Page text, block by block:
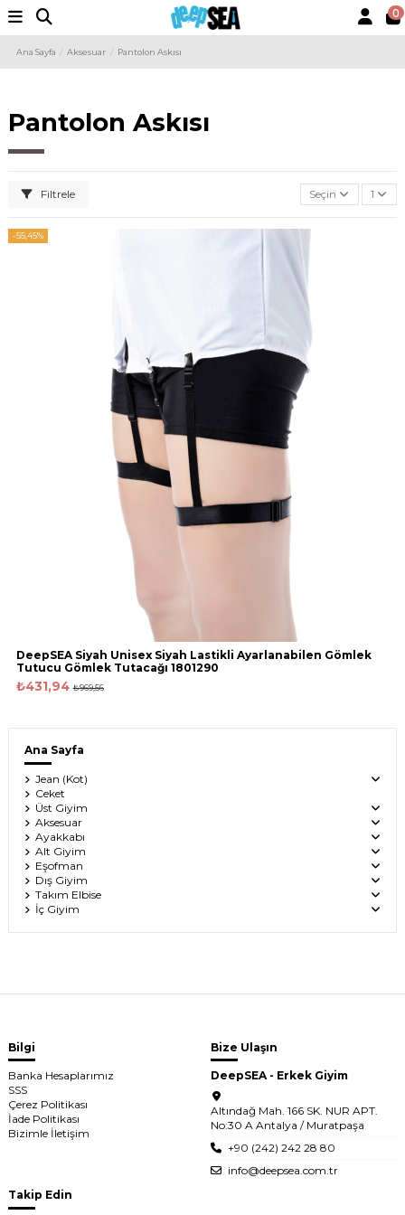
0
Ana Sayfa Aksesuar Pantolon Askısı
Pantolon Askısı
Filtrele Seçin 1
-55,45%
DeepSEA Siyah Unisex Siyah Lastikli Ayarlanabilen Gömlek
Tutucu Gömlek Tutacağı 1801290
₺431,94₺969,56
Ana Sayfa
Jean (Kot)
Ceket
Üst Giyim
Aksesuar
Ayakkabı
Alt Giyim
Eşofman
Dış Giyim
Takım Elbise
İç Giyim
Bilgi
Banka Hesaplarımız
SSS
Çerez Politikası
İade Politikası
Bizimle İletişim
Bize Ulaşın
DeepSEA - Erkek Giyim
Altındağ Mah. 166 SK. NUR APT.
No:30 A Antalya / Muratpaşa
+90 (242) 242 28 80
info@deepsea.com.tr
Takip Edin